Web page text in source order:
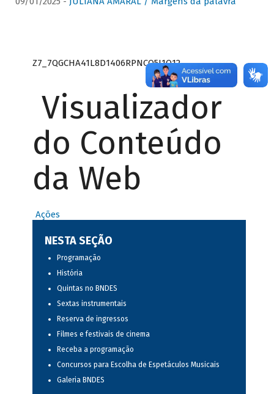
Z7_7QGCHA41L8D1406RPNCQ5J1O12
Visualizador
do Conteúdo
da Web
Ações
NESTA SEÇÃO
Programação
História
Quintas no BNDES
Sextas instrumentais
Reserva de ingressos
Filmes e festivais de cinema
Receba a programação
Concursos para Escolha de Espetáculos Musicais
Galeria BNDES